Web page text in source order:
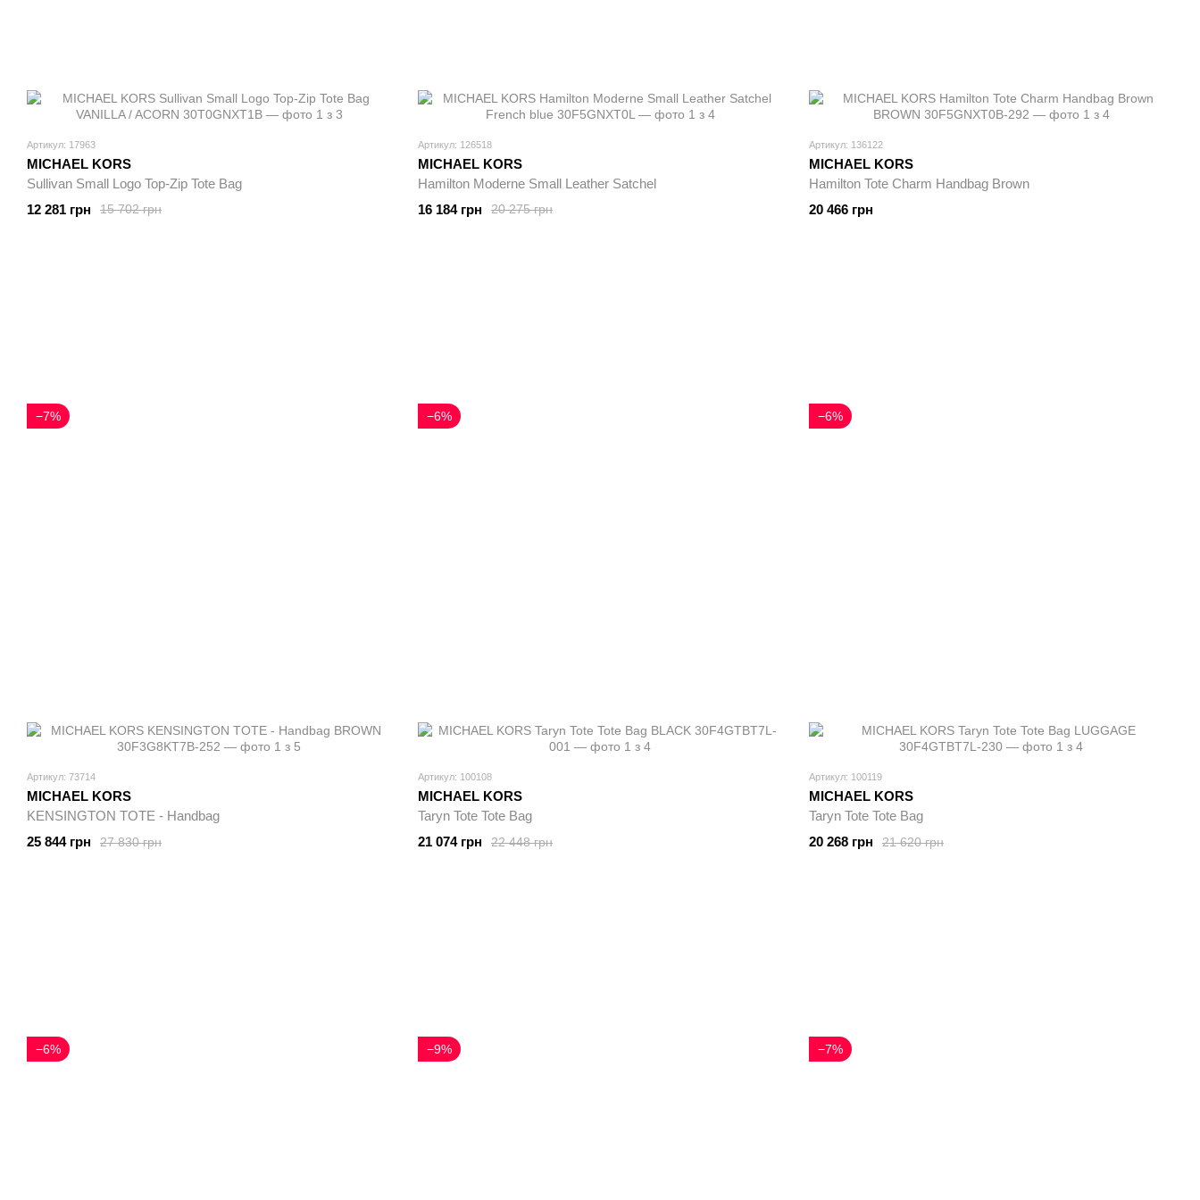
Артикул: 17963
MICHAEL KORS
Sullivan Small Logo Top-Zip Tote Bag
15 702 грн
12 281 грн
Артикул: 126518
MICHAEL KORS
Hamilton Moderne Small Leather Satchel
20 275 грн
16 184 грн
Артикул: 136122
MICHAEL KORS
Hamilton Tote Charm Handbag Brown
20 466 грн
−7%
Артикул: 73714
MICHAEL KORS
KENSINGTON TOTE - Handbag
27 830 грн
25 844 грн
−6%
Артикул: 100108
MICHAEL KORS
Taryn Tote Tote Bag
22 448 грн
21 074 грн
−6%
Артикул: 100119
MICHAEL KORS
Taryn Tote Tote Bag
21 620 грн
20 268 грн
−6% −9% −7%